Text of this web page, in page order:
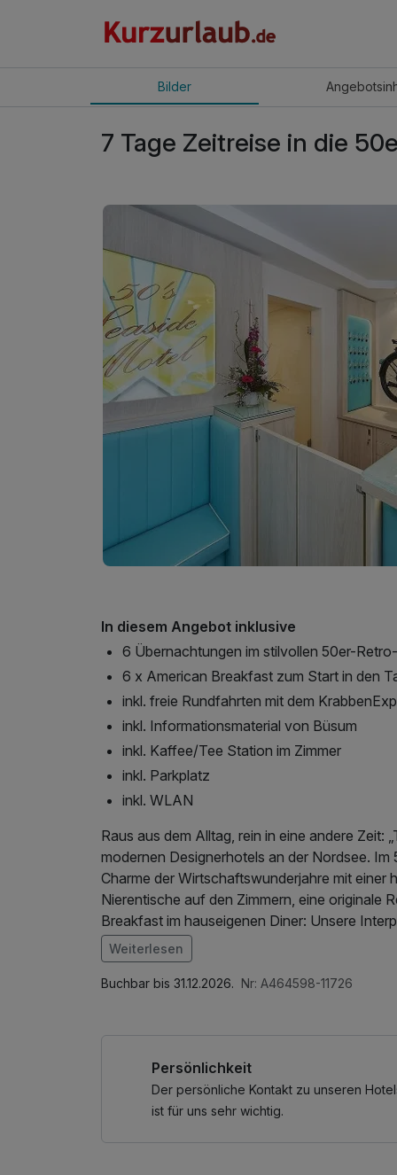
Bilder Angebot
7 Tage Zeitreise in die
In diesem Angebot inklusive
6 Übernachtungen im stilvollen 50er-
6 x American Breakfast zum Start in den
inkl. freie Rundfahrten mit dem
inkl. Informationsmaterial von Büsum
inkl. Kaffee/Tee Station im Zimmer
inkl. Parkplatz
inkl. WLAN
Raus aus dem Alltag, rein in eine andere Zeit:
modernen Designerhotels an der Nordsee.
Charme der Wirtschaftswunderjahre mit
Nierentische auf den Zimmern, eine originale
Breakfast im hauseigenen Diner: Unsere
nicht nur für Rockabillys.
Das ganze Jahr über bieten wir Ihnen hier
Linie 1; für alle Fahrten und Rundfahrten der
reguläre Fahrpreis für die gesamte Strecke
Im Angebot enthalten
Parkplatz, W-LAN Nutzung / Internetnutzung,
Weiterlesen
Buchbar bis 31.12.2026. Nr: A464598-11726
Persönlichkeit
Der persönliche Kontakt zu unseren
ist für uns sehr wichtig.